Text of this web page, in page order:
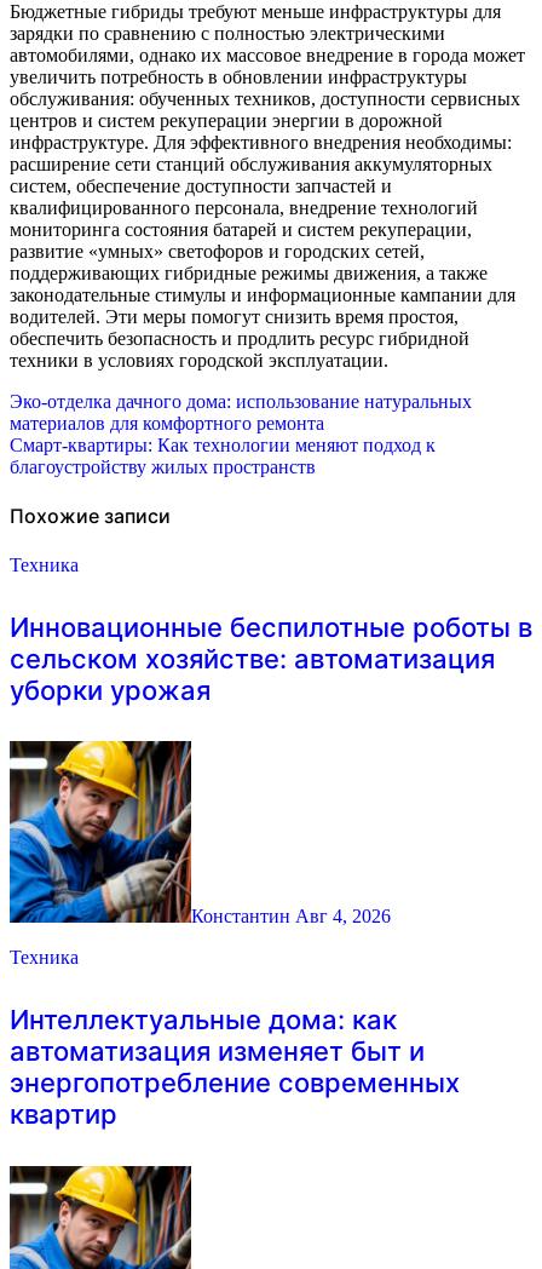
Бюджетные гибриды требуют меньше инфраструктуры для
зарядки по сравнению с полностью электрическими
автомобилями, однако их массовое внедрение в города может
увеличить потребность в обновлении инфраструктуры
обслуживания: обученных техников, доступности сервисных
центров и систем рекуперации энергии в дорожной
инфраструктуре. Для эффективного внедрения необходимы:
расширение сети станций обслуживания аккумуляторных
систем, обеспечение доступности запчастей и
квалифицированного персонала, внедрение технологий
мониторинга состояния батарей и систем рекуперации,
развитие «умных» светофоров и городских сетей,
поддерживающих гибридные режимы движения, а также
законодательные стимулы и информационные кампании для
водителей. Эти меры помогут снизить время простоя,
обеспечить безопасность и продлить ресурс гибридной
техники в условиях городской эксплуатации.
Навигация
по
записям
Эко-отделка дачного дома: использование натуральных
материалов для комфортного ремонта
Смарт-квартиры: Как технологии меняют подход к
благоустройству жилых пространств
Похожие записи
Техника
Инновационные беспилотные роботы в
сельском хозяйстве: автоматизация
уборки урожая
Константин Авг 4, 2026
Техника
Интеллектуальные дома: как
автоматизация изменяет быт и
энергопотребление современных
квартир